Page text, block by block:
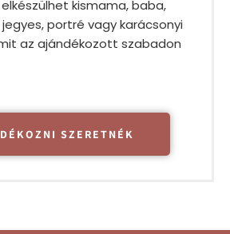
kismama, baba,
portré vagy karácsonyi
az ajándékozott szabadon
SZERETNÉK